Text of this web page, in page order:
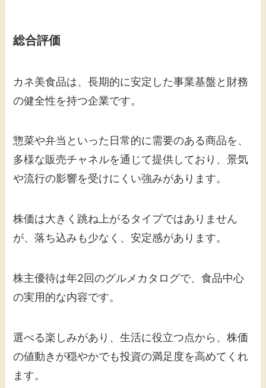
総合評価
カネ美食品は、長期的に安定した事業基盤と財務
の健全性を持つ企業です。
惣菜や弁当といった日常的に需要のある商品を、
多様な販売チャネルを通じて提供しており、景気
や流行の影響を受けにくい強みがあります。
株価は大きく跳ね上がるタイプではありません
が、落ち込みも少なく、安定感があります。
株主優待は年2回のグルメカタログで、食品中心
の実用的な内容です。
選べる楽しみがあり、生活に役立つ点から、株価
の値動きが穏やかでも投資の満足度を高めてくれ
ます。